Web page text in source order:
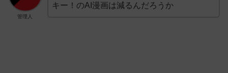
管理人
キー！のAI漫画は減るんだろうか